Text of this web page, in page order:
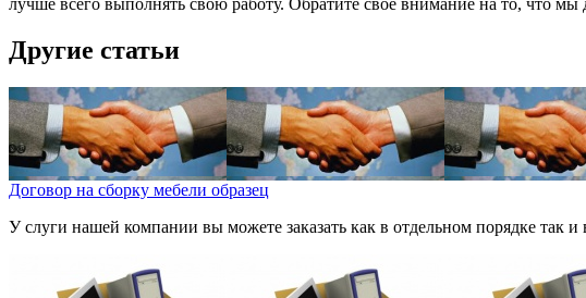
лучше всего выполнять свою работу. Обратите свое внимание на то, что мы
Другие статьи
Договор на сборку мебели образец
У слуги нашей компании вы можете заказать как в отдельном порядке так